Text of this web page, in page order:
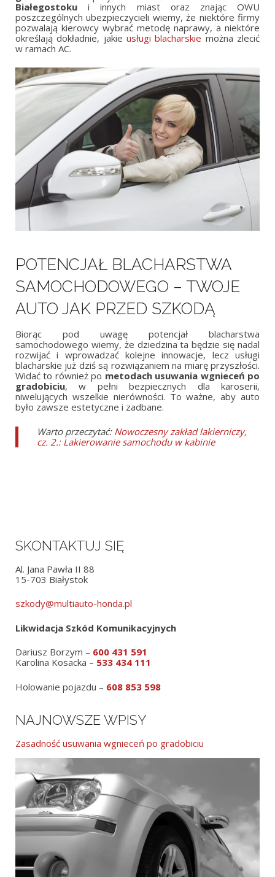
Białegostoku i innych miast oraz znając OWU
poszczególnych ubezpieczycieli wiemy, że niektóre firmy
pozwalają kierowcy wybrać metodę naprawy, a niektóre
określają dokładnie, jakie usługi blacharskie można zlecić
w ramach AC.
POTENCJAŁ BLACHARSTWA
SAMOCHODOWEGO – TWOJE
AUTO JAK PRZED SZKODĄ
Biorąc pod uwagę potencjał blacharstwa
samochodowego wiemy, że dziedzina ta będzie się nadal
rozwijać i wprowadzać kolejne innowacje, lecz usługi
blacharskie już dziś są rozwiązaniem na miarę przyszłości.
Widać to również po metodach usuwania wgnieceń po
gradobiciu, w pełni bezpiecznych dla karoserii,
niwelujących wszelkie nierówności. To ważne, aby auto
było zawsze estetyczne i zadbane.
Warto przeczytać: Nowoczesny zakład lakierniczy,
cz. 2.: Lakierowanie samochodu w kabinie
SKONTAKTUJ SIĘ
Al. Jana Pawła II 88
15-703 Białystok
szkody@multiauto-honda.pl
Likwidacja Szkód Komunikacyjnych
Dariusz Borzym – 600 431 591
Karolina Kosacka – 533 434 111
Holowanie pojazdu – 608 853 598
NAJNOWSZE WPISY
Zasadność usuwania wgnieceń po gradobiciu